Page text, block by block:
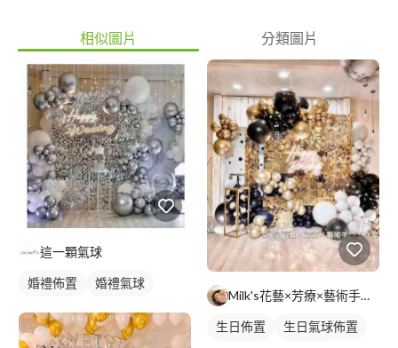
相似圖片 分類圖片
這一顆氣球
婚禮佈置 婚禮氣球
Milk's花藝×芳療×藝術手作工作室
生日佈置
生日氣球佈置